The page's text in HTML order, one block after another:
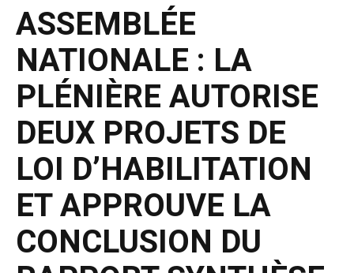
ASSEMBLÉE
NATIONALE : LA
PLÉNIÈRE AUTORISE
DEUX PROJETS DE
LOI D’HABILITATION
ET APPROUVE LA
CONCLUSION DU